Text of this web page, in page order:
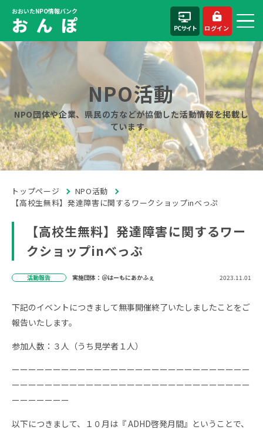
おおいたNPO情報バンク
お ん ぽ PCサイト ログイン
NPO活動
NPO団体や企業、県民の方などが協働した活動情報を掲載し
ています。
トップページ
NPO活動
【高校生無料】発達障害に関するワークショップinべっぷ
【高校生無料】発達障害に関するワー
クショップinべっぷ
活動報告 実施団体：＠はーもにあかふぇ 2023.11.01
下記のイベントにつきまして無事開催終了いたしましたことをご
報告いたします。
参加人数：３人（うち見学者１人）
ーーーーーーーーーーーーーーーーーーーーーーーーーーーーー
ーーーーーーーーーーーーーーーーーーーーーーーーーーーーー
ーーーーーーー
以下につきまして、１０月は『 ADHD啓発月間』ということで、